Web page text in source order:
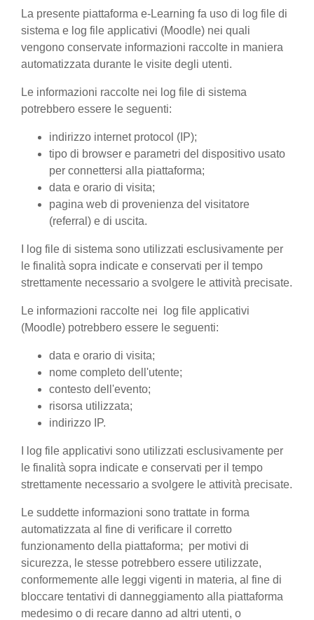
La presente piattaforma e-Learning fa uso di log file di
sistema e log file applicativi (Moodle) nei quali
vengono conservate informazioni raccolte in maniera
automatizzata durante le visite degli utenti.
Le informazioni raccolte nei log file di sistema
potrebbero essere le seguenti:
indirizzo internet protocol (IP);
tipo di browser e parametri del dispositivo usato
per connettersi alla piattaforma;
data e orario di visita;
pagina web di provenienza del visitatore
(referral) e di uscita.
I log file di sistema sono utilizzati esclusivamente per
le finalità sopra indicate e conservati per il tempo
strettamente necessario a svolgere le attività precisate.
Le informazioni raccolte nei log file applicativi
(Moodle) potrebbero essere le seguenti:
data e orario di visita;
nome completo dell'utente;
contesto dell'evento;
risorsa utilizzata;
indirizzo IP.
I log file applicativi sono utilizzati esclusivamente per
le finalità sopra indicate e conservati per il tempo
strettamente necessario a svolgere le attività precisate.
Le suddette informazioni sono trattate in forma
automatizzata al fine di verificare il corretto
funzionamento della piattaforma; per motivi di
sicurezza, le stesse potrebbero essere utilizzate,
conformemente alle leggi vigenti in materia, al fine di
bloccare tentativi di danneggiamento alla piattaforma
medesimo o di recare danno ad altri utenti, o